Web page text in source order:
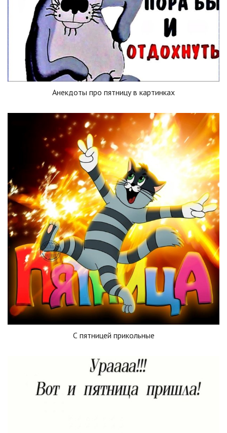
Анекдоты про пятницу в картинках
С пятницей прикольные